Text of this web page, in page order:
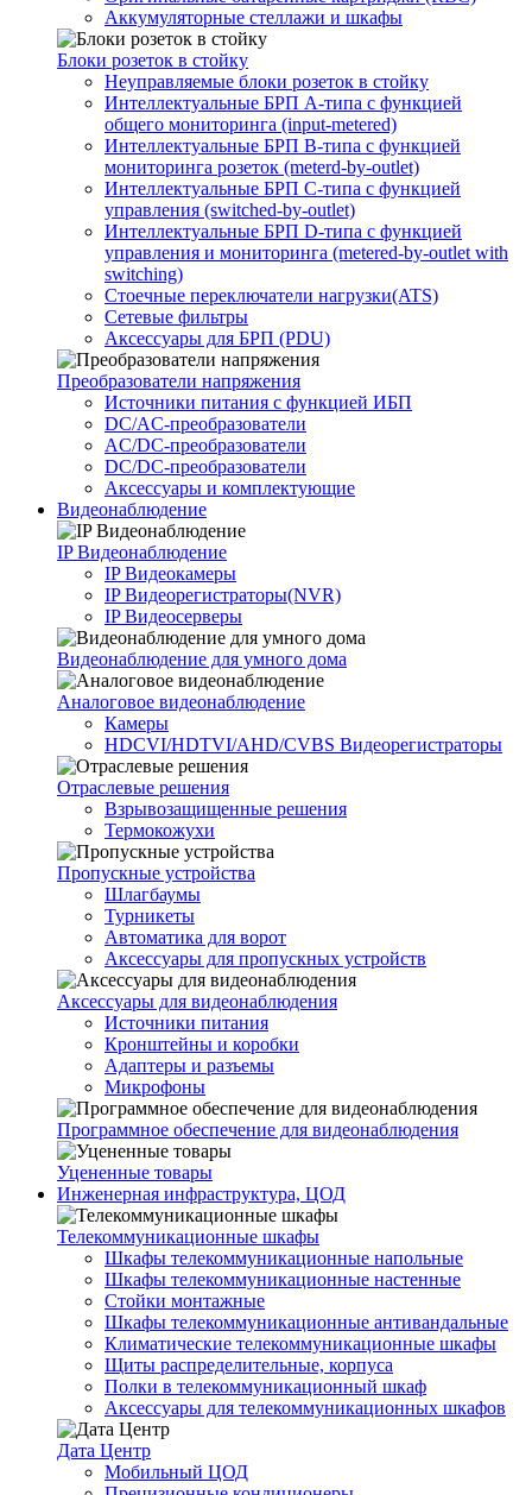
Аккумуляторные стеллажи и шкафы
Блоки розеток в стойку
Неуправляемые блоки розеток в стойку
Интеллектуальные БРП А-типа с функцией
общего мониторинга (input-metered)
Интеллектуальные БРП B-типа с функцией
мониторинга розеток (meterd-by-outlet)
Интеллектуальные БРП C-типа с функцией
управления (switched-by-outlet)
Интеллектуальные БРП D-типа с функцией
управления и мониторинга (metered-by-outlet with
switching)
Стоечные переключатели нагрузки(ATS)
Сетевые фильтры
Аксессуары для БРП (PDU)
Преобразователи напряжения
Источники питания c функцией ИБП
DC/AC-преобразователи
AC/DC-преобразователи
DC/DC-преобразователи
Аксессуары и комплектующие
Видеонаблюдение
IP Видеонаблюдение
IP Видеокамеры
IP Видеорегистраторы(NVR)
IP Видеосерверы
Видеонаблюдение для умного дома
Аналоговое видеонаблюдение
Камеры
HDCVI/HDTVI/AHD/CVBS Видеорегистраторы
Отраслевые решения
Взрывозащищенные решения
Термокожухи
Пропускные устройства
Шлагбаумы
Турникеты
Автоматика для ворот
Аксессуары для пропускных устройств
Аксессуары для видеонаблюдения
Источники питания
Кронштейны и коробки
Адаптеры и разъемы
Микрофоны
Программное обеспечение для видеонаблюдения
Уцененные товары
Инженерная инфраструктура, ЦОД
Телекоммуникационные шкафы
Шкафы телекоммуникационные напольные
Шкафы телекоммуникационные настенные
Стойки монтажные
Шкафы телекоммуникационные антивандальные
Климатические телекоммуникационные шкафы
Щиты распределительные, корпуса
Полки в телекоммуникационный шкаф
Аксессуары для телекоммуникационных шкафов
Дата Центр
Мобильный ЦОД